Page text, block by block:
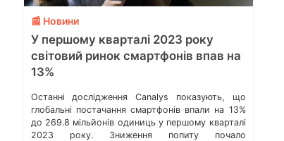
📰 Новини
У першому кварталі 2023 року
світовий ринок смартфонів впав на
13%
Останні дослідження Canalys показують, що
глобальні постачання смартфонів впали на 13%
до 269.8 мільйонів одиниць у першому кварталі
2023 року. Зниження попиту почало